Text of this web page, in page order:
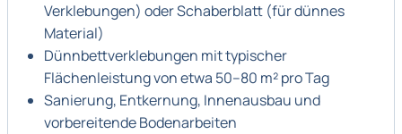
Verklebungen) oder Schaberblatt (für dünnes
Material)
Dünnbettverklebungen mit typischer
Flächenleistung von etwa 50–80 m² pro Tag
Sanierung, Entkernung, Innenausbau und
vorbereitende Bodenarbeiten